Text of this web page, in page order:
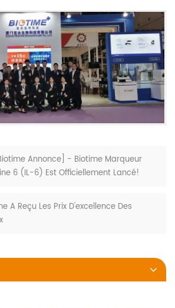
Annonce] - Biotime Marqueur
6 (IL-6) Est Officiellement Lancé!
A Reçu Les Prix D'excellence Des